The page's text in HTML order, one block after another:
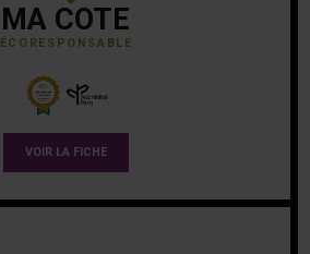
MA COTE
ÉCORESPONSABLE
VOIR LA FICHE